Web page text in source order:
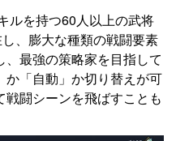
ルを持つ60人以上の武将
、膨大な種類の戦闘要素
最強の策略家を目指して
か「自動」か切り替えが可
闘シーンを飛ばすことも